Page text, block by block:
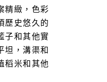
精緻，色彩
歷史悠久的
子和其他實
坦，溝渠和
稻米和其他